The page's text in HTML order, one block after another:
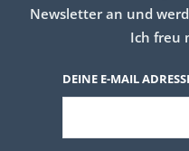
Newsletter an und
Ich freu
DEINE E-MAIL